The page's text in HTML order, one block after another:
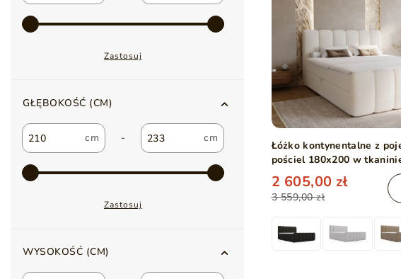
Zastosuj
GŁĘBOKOŚĆ (CM)
-
Zastosuj
WYSOKOŚĆ (CM)
Łóżko kontynentalne z
pościel 180x200 w
Beżowe
3 559,00 zł
2 605,00 zł